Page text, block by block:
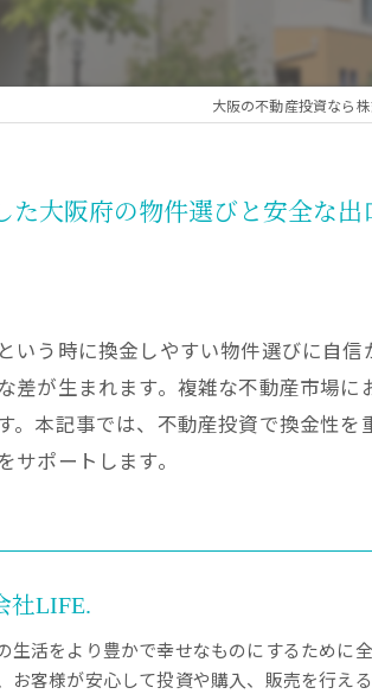
大阪の不動産投資なら
た大阪府の物件選びと安全な出
いう時に換金しやすい物件選びに自
差が生まれます。複雑な不動産市場
。本記事では、不動産投資で換金性
ポートします。
社LIFE.
生活をより豊かで幸せなものにするために
お客様が安心して投資や購入、販売を行え